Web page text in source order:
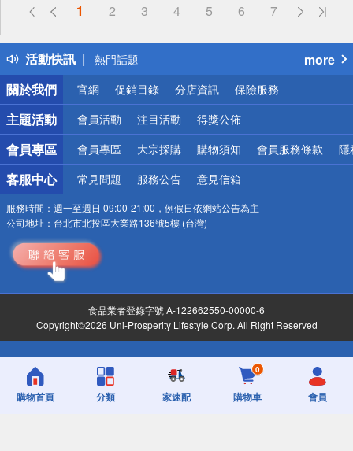
1 2 3 4 5 6 7
活動快訊
偏遠地區配送
得獎公告
熱門話題
銀行優惠
偏遠地區配送
詐騙網頁！請小心！
more
關於我們
官網 促銷目錄 分店資訊 保險服務
主題活動 會員活動 注目活動 得獎公佈
會員專區 會員專區 大宗採購 購物須知 會員服務條款 隱
客服中心 常見問題 服務公告 意見信箱
服務時間： 週一至週日 09:00-21:00，例假日依網站公告為主
公司地址： 台北市北投區大業路136號5樓 (台灣)
食品業者登錄字號 A-122662550-00000-6
Copyright©2026 Uni-Prosperity Lifestyle Corp. All Right Reserved
購物首頁 分類 家速配
0
購物車 會員